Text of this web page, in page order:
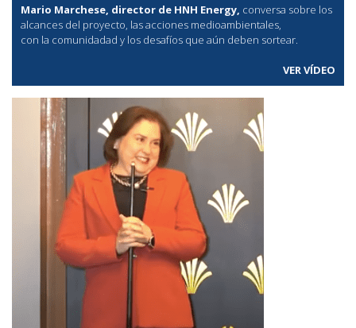
Mario Marchese, director de HNH Energy, conversa sobre los
alcances del proyecto, las acciones medioambientales,
con la comunidadad y los desafíos que aún deben sortear.
VER VÍDEO